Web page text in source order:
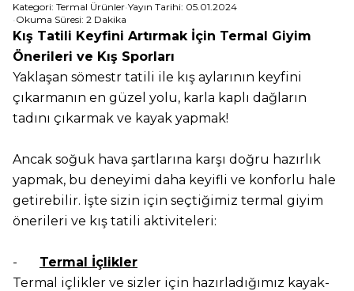
Kategori: Termal Ürünler•Yayın Tarihi: 05.01.2024
• Okuma Süresi: 2 Dakika
Kış Tatili Keyfini Artırmak İçin Termal Giyim
Önerileri ve Kış Sporları
Yaklaşan sömestr tatili ile kış aylarının keyfini
çıkarmanın en güzel yolu, karla kaplı dağların
tadını çıkarmak ve kayak yapmak!
Ancak soğuk hava şartlarına karşı doğru hazırlık
yapmak, bu deneyimi daha keyifli ve konforlu hale
getirebilir. İşte sizin için seçtiğimiz termal giyim
önerileri ve kış tatili aktiviteleri:
- Termal İçlikler
Termal içlikler ve sizler için hazırladığımız kayak-